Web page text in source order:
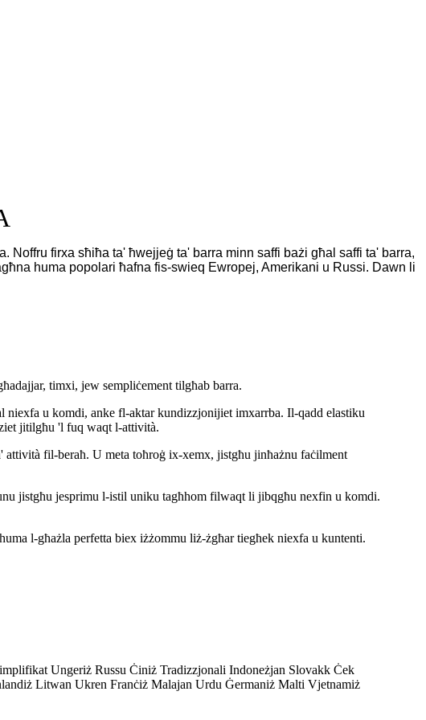
Noffru firxa sħiħa ta' ħwejjeġ ta' barra minn saffi bażi għal saffi ta' barra,
huma popolari ħafna fis-swieq Ewropej, Amerikani u Russi. Dawn li
timxi, jew sempliċement tilgħab barra.
u komdi, anke fl-aktar kundizzjonijiet imxarrba. Il-qadd elastiku
jitilgħu 'l fuq waqt l-attività.
fil-beraħ. U meta toħroġ ix-xemx, jistgħu jinħażnu faċilment
jistgħu jesprimu l-istil uniku tagħhom filwaqt li jibqgħu nexfin u komdi.
l-għażla perfetta biex iżżommu liż-żgħar tiegħek niexfa u kuntenti.
Ungeriż Russu Ċiniż Tradizzjonali Indoneżjan Slovakk Ċek
Litwan Ukren Franċiż Malajan Urdu Ġermaniż Malti Vjetnamiż